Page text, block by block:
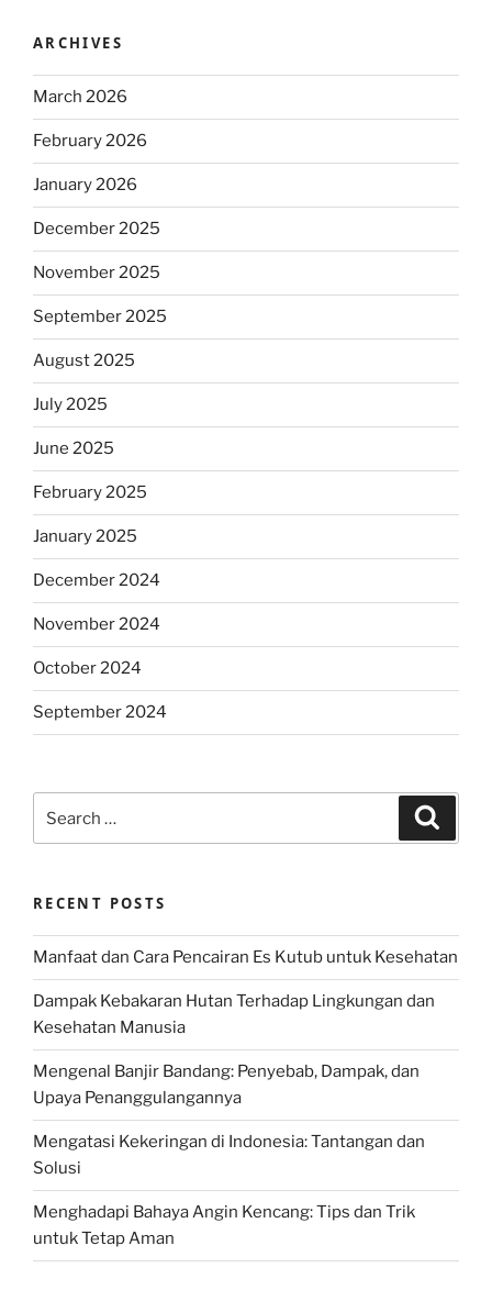
ARCHIVES
March 2026
February 2026
January 2026
December 2025
November 2025
September 2025
August 2025
July 2025
June 2025
February 2025
January 2025
December 2024
November 2024
October 2024
September 2024
for:
RECENT POSTS
Manfaat dan Cara Pencairan Es Kutub untuk Kesehatan
Dampak Kebakaran Hutan Terhadap Lingkungan dan
Kesehatan Manusia
Mengenal Banjir Bandang: Penyebab, Dampak, dan
Upaya Penanggulangannya
Mengatasi Kekeringan di Indonesia: Tantangan dan
Solusi
Menghadapi Bahaya Angin Kencang: Tips dan Trik
untuk Tetap Aman